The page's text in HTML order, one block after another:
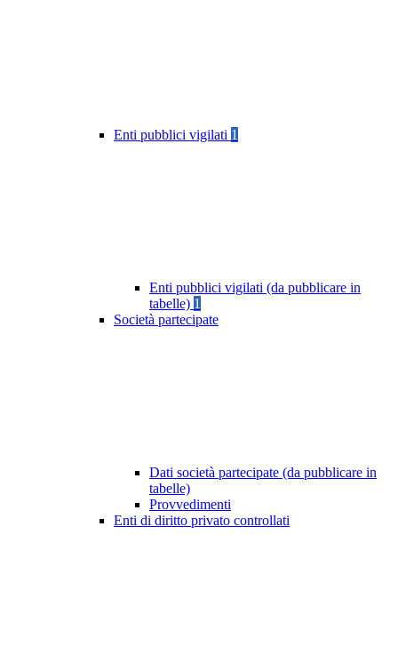
Enti pubblici vigilati 1
Enti pubblici vigilati (da pubblicare in
tabelle) 1
Società partecipate
Dati società partecipate (da pubblicare in
tabelle)
Provvedimenti
Enti di diritto privato controllati